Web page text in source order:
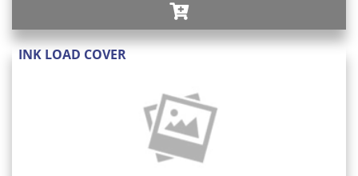
INK LOAD COVER